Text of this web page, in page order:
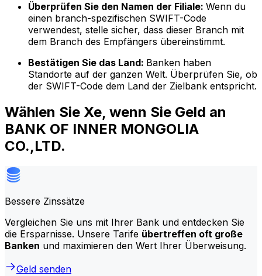
Überprüfen Sie den Namen der Filiale: Wenn du
einen branch-spezifischen SWIFT-Code
verwendest, stelle sicher, dass dieser Branch mit
dem Branch des Empfängers übereinstimmt.
Bestätigen Sie das Land: Banken haben
Standorte auf der ganzen Welt. Überprüfen Sie, ob
der SWIFT-Code dem Land der Zielbank entspricht.
Wählen Sie Xe, wenn Sie Geld an
BANK OF INNER MONGOLIA
CO.,LTD.
Bessere Zinssätze
Vergleichen Sie uns mit Ihrer Bank und entdecken Sie
die Ersparnisse. Unsere Tarife übertreffen oft große
Banken und maximieren den Wert Ihrer Überweisung.
Geld senden